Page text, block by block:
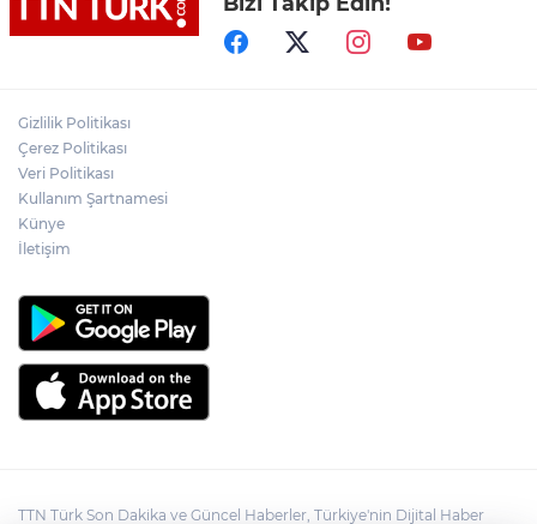
Yeni aldığı motosikletle kaza yapan genç
gözyaşları arasında toprağa verildi
Cumhurbaşkanı Erdoğan, Suudi
Gizlilik Politikası
Çerez Politikası
Veri Politikası
Kullanım Şartnamesi
Künye
İletişim
TTN Türk Son Dakika ve Güncel Haberler, Türkiye'nin Dijital Haber